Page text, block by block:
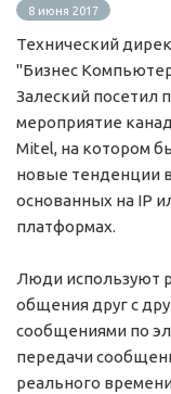
8 июня 2017
Технический
"Бизнес
Залеский посетил
мероприятие
Mitel, на котором
новые тенденции
основанных на IP
платформах.
Люди используют
общения друг с
сообщениями по
передачи
реального